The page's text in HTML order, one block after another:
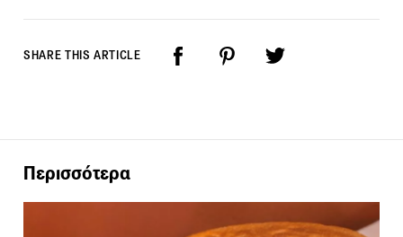
SHARE THIS ARTICLE
Περισσότερα